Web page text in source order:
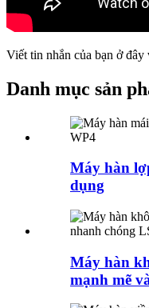
Viết tin nhắn của bạn ở
Danh mục sản
Máy hàn
dụng
Máy hàn
mạnh mẽ